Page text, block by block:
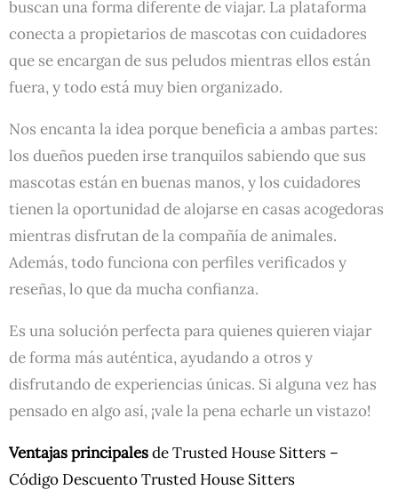
buscan una forma diferente de viajar. La plataforma
conecta a propietarios de mascotas con cuidadores
que se encargan de sus peludos mientras ellos están
fuera, y todo está muy bien organizado.
Nos encanta la idea porque beneficia a ambas partes:
los dueños pueden irse tranquilos sabiendo que sus
mascotas están en buenas manos, y los cuidadores
tienen la oportunidad de alojarse en casas acogedoras
mientras disfrutan de la compañía de animales.
Además, todo funciona con perfiles verificados y
reseñas, lo que da mucha confianza.
Es una solución perfecta para quienes quieren viajar
de forma más auténtica, ayudando a otros y
disfrutando de experiencias únicas. Si alguna vez has
pensado en algo así, ¡vale la pena echarle un vistazo!
Ventajas principalesde Trusted House Sitters –
Código Descuento Trusted House Sitters